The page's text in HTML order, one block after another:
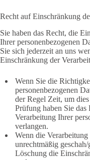
Recht auf Einschränkung
Sie haben das Recht, die
Ihrer personenbezogenen
Sie sich jederzeit an uns
Einschränkung der
Wenn Sie die
personenbezogenen
der Regel Zeit, um
Prüfung haben Sie
Verarbeitung Ihrer
verlangen.
Wenn die
unrechtmäßig
Löschung die